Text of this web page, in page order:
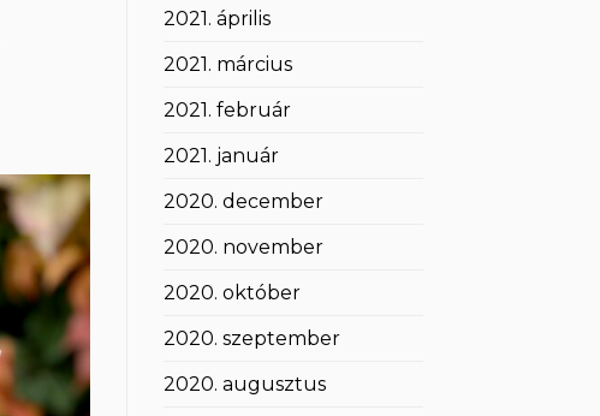
2021. április
2021. március
2021. február
2021. január
2020. december
2020. november
2020. október
2020. szeptember
2020. augusztus